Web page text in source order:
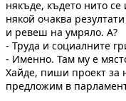
някъде, където нито
някой очаква
и ревеш на умряло. А?
- Труда и социалните
- Именно. Там му е
Хайде, пиши проект за
предложим в